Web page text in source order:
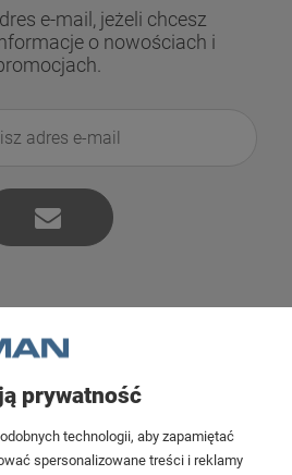
e-mail, jeżeli chcesz
o nowościach i
54
prywatność
technologii, aby zapamiętać
spersonalizowane treści i reklamy